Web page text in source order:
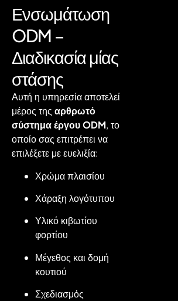
Ενσωμάτωση
ODM –
Διαδικασία μίας
στάσης
Αυτή η υπηρεσία αποτελεί
μέρος της αρθρωτό
σύστημα έργου ODM, το
οποίο σας επιτρέπει να
επιλέξετε με ευελιξία:
Χρώμα πλαισίου
Χάραξη λογότυπου
Υλικό κιβωτίου
φορτίου
Μέγεθος και δομή
κουτιού
Σχεδιασμός